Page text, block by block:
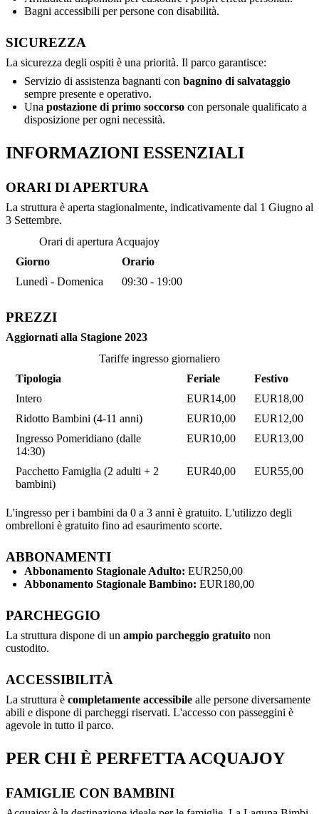
Bagni accessibili per persone con disabilità.
SICUREZZA
La sicurezza degli ospiti è una priorità. Il parco garantisce:
Servizio di assistenza bagnanti con bagnino di salvataggio
sempre presente e operativo.
Una postazione di primo soccorso con personale qualificato a
disposizione per ogni necessità.
INFORMAZIONI ESSENZIALI
ORARI DI APERTURA
La struttura è aperta stagionalmente, indicativamente dal 1 Giugno al
3 Settembre.
Orari di apertura Acquajoy
Giorno
Orario
Lunedì - Domenica
09:30 - 19:00
PREZZI
Aggiornati alla Stagione 2023
Tariffe ingresso giornaliero
Tipologia
Feriale
Festivo
Intero
EUR14,00
EUR18,00
Ridotto Bambini (4-11 anni)
EUR10,00
EUR12,00
Ingresso Pomeridiano (dalle
14:30)
EUR10,00 EUR13,00
Pacchetto Famiglia (2 adulti + 2
bambini)
EUR40,00 EUR55,00
L'ingresso per i bambini da 0 a 3 anni è gratuito. L'utilizzo degli
ombrelloni è gratuito fino ad esaurimento scorte.
ABBONAMENTI
Abbonamento Stagionale Adulto: EUR250,00
Abbonamento Stagionale Bambino: EUR180,00
PARCHEGGIO
La struttura dispone di un ampio parcheggio gratuito non
custodito.
ACCESSIBILITÀ
La struttura è completamente accessibile alle persone diversamente
abili e dispone di parcheggi riservati. L'accesso con passeggini è
agevole in tutto il parco.
PER CHI È PERFETTA ACQUAJOY
FAMIGLIE CON BAMBINI